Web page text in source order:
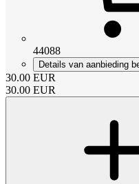
44088
Details van aanbieding
30.00 EUR
30.00 EUR